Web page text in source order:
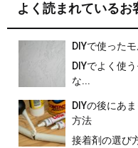
よく読まれているお
DIYで使った
DIYでよく使
な...
DIYの後にあ
方法
接着剤の選び